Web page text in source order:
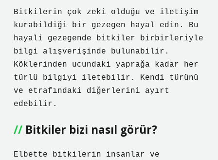
Bitkilerin çok zeki olduğu ve iletişim
kurabildiği bir gezegen hayal edin. Bu
hayali gezegende bitkiler birbirleriyle
bilgi alışverişinde bulunabilir.
Köklerinden ucundaki yaprağa kadar her
türlü bilgiyi iletebilir. Kendi türünü
ve etrafındaki diğerlerini ayırt
edebilir.
Bitkiler bizi nasıl görür?
Elbette bitkilerin insanlar ve